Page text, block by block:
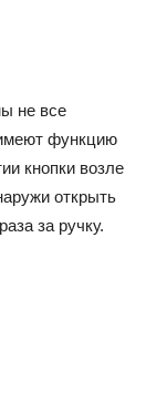
не все
функцию
кнопки возле
открыть
за ручку.